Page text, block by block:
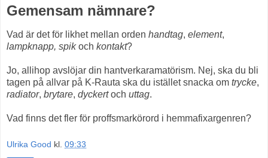
Gemensam nämnare?
Vad är det för likhet mellan orden handtag, element,
lampknapp, spikoch kontakt?
Jo, allihop avslöjar din hantverkaramatörism. Nej, ska du bli
tagen på allvar på K-Rauta ska du istället snacka om trycke,
radiator, brytare, dyckertoch uttag.
Vad finns det fler för proffsmarkörord i hemmafixargenren?
Ulrika Good kl. 09:33